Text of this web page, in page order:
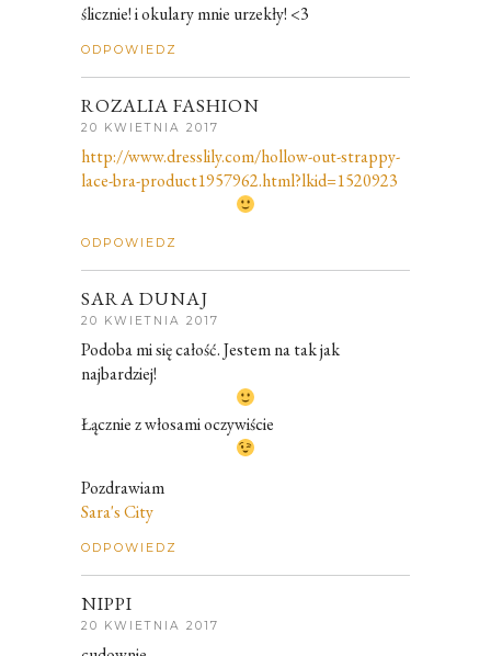
ślicznie! i okulary mnie urzekły! <3
ODPOWIEDZ
ROZALIA FASHION
20 KWIETNIA 2017
http://www.dresslily.com/hollow-out-strappy-
lace-bra-product1957962.html?lkid=1520923
ODPOWIEDZ
SARA DUNAJ
20 KWIETNIA 2017
Podoba mi się całość. Jestem na tak jak
najbardziej!
Łącznie z włosami oczywiście
Pozdrawiam
Sara's City
ODPOWIEDZ
NIPPI
20 KWIETNIA 2017